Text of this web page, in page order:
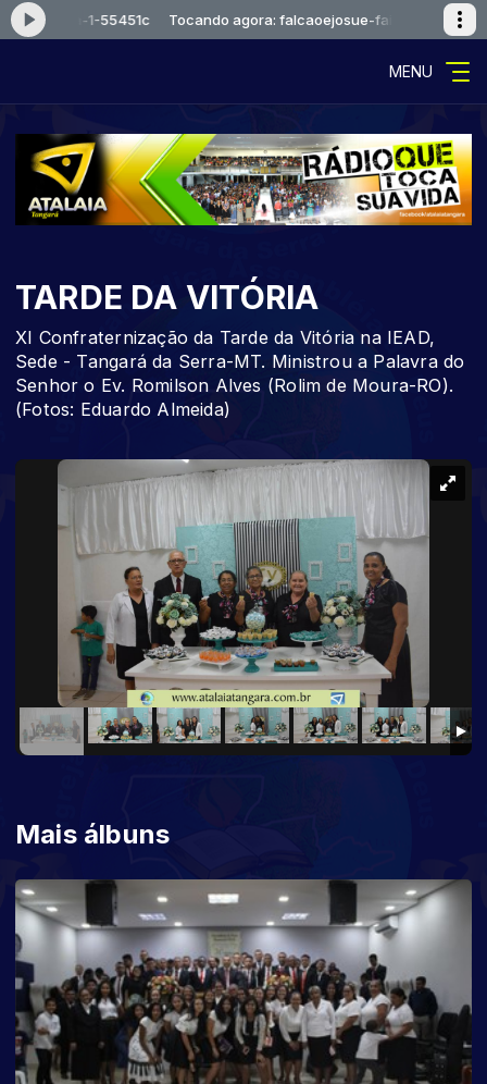
faixa-1-55451c Tocando agora: falcaoejosue-faixa-1-55451c
MENU
TARDE DA VITÓRIA
XI Confraternização da Tarde da Vitória na IEAD,
Sede - Tangará da Serra-MT. Ministrou a Palavra do
Senhor o Ev. Romilson Alves (Rolim de Moura-RO).
(Fotos: Eduardo Almeida)
Mais álbuns